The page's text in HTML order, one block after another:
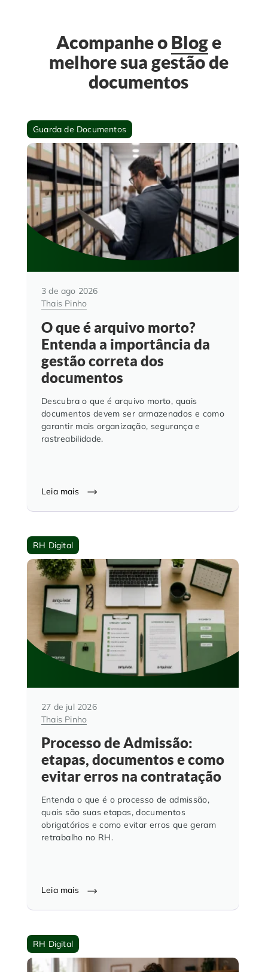
Acompanhe o Bloge
melhore sua gestão de
documentos
Guarda de Documentos
3 de ago 2026
Thais Pinho
O que é arquivo morto?
Entenda a importância da
gestão correta dos
documentos
Descubra o que é arquivo morto, quais
documentos devem ser armazenados e como
garantir mais organização, segurança e
rastreabilidade.
Leia mais
RH Digital
27 de jul 2026
Thais Pinho
Processo de Admissão:
etapas, documentos e como
evitar erros na contratação
Entenda o que é o processo de admissão,
quais são suas etapas, documentos
obrigatórios e como evitar erros que geram
retrabalho no RH.
Leia mais
RH Digital